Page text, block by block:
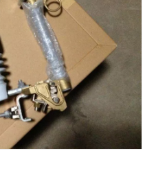
Polymer Fuse Cutout, Drop out Fuses 12 Kv 200A